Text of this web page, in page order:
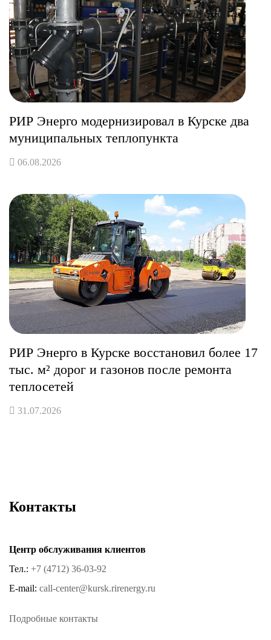
РИР Энерго модернизировал в Курске два
муниципальных теплопункта
06.08.2026
РИР Энерго в Курске восстановил более 17
тыс. м² дорог и газонов после ремонта
теплосетей
31.07.2026
Контакты
Центр обслуживания клиентов
Тел.: +7 (4712) 36-03-92
E-mail: call-center@kursk.rirenergy.ru
Подробные контакты